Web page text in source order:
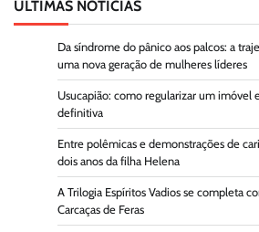
ÚLTIMAS NOTÍCIAS
Da síndrome do pânico aos palcos: a
uma nova geração de mulheres líderes
Usucapião: como regularizar um imóvel
definitiva
Entre polêmicas e demonstrações de
dois anos da filha Helena
A Trilogia Espíritos Vadios se completa
Carcaças de Feras